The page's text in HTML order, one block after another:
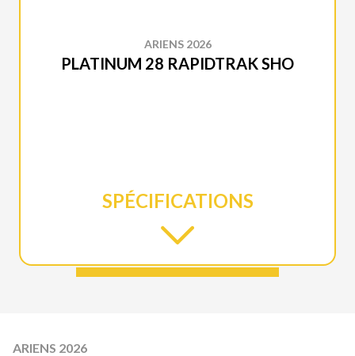
ARIENS 2026
PLATINUM 28 RAPIDTRAK SHO
SPÉCIFICATIONS
ARIENS 2026